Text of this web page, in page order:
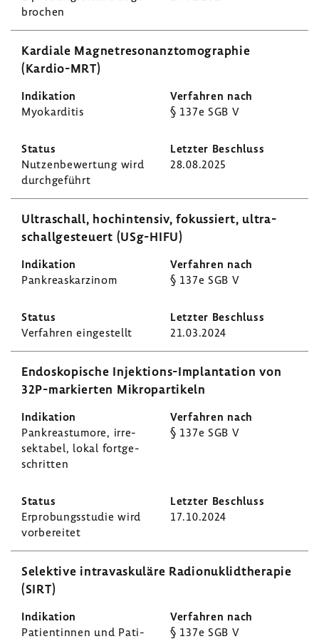
bro­chen
Kardiale Magnet­re­so­nanz­to­mo­gra­phie
(Kardio-​MRT)
Myokar­ditis § 137e SGB V
Nutzen­be­wer­tung wird
durch­ge­führt
28.08.2025
Ultra­schall, hoch­in­tensiv, fokus­siert, ultra­
schall­ge­steuert (USg-​HIFU)
Pankre­as­kar­zinom § 137e SGB V
Verfahren einge­stellt 21.03.2024
Endo­sko­pi­sche Injektions-​Implantation von
32P-​markierten Mikro­par­ti­keln
Pankre­as­tu­more, irre­
sek­tabel, lokal fort­ge­
schritten
§ 137e SGB V
Erpro­bungs­studie wird
vorbe­reitet
17.10.2024
Selek­tive intra­va­sku­läre Radio­nu­klid­the­rapie
(SIRT)
Pati­en­tinnen und Pati­ § 137e SGB V